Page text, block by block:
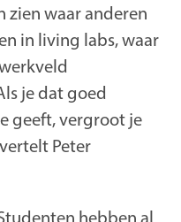
zien waar anderen
in living labs, waar
je dat goed
geeft, vergroot je
Peter
hebben al